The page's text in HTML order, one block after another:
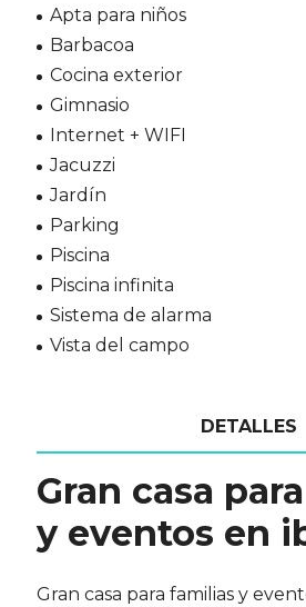
Apta para niños
Barbacoa
Cocina exterior
Gimnasio
Internet + WIFI
Jacuzzi
Jardín
Parking
Piscina
Piscina infinita
Sistema de alarma
Vista del campo
DETALLES
Gran casa
y eventos en
Gran casa para familias y